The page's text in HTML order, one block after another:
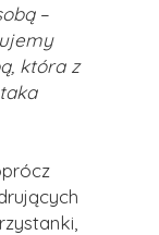
–
która z